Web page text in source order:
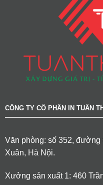
CÔNG TY CỔ PHẦN IN TUẤN
Văn phòng: số 352,
Xuân, Hà Nội.
Xưởng sản xuất 1: 460